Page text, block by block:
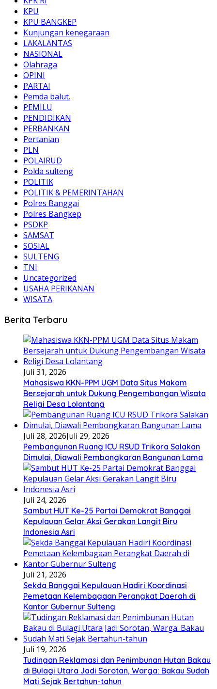
KPU
KPU BANGKEP
Kunjungan kenegaraan
LAKALANTAS
NASIONAL
Olahraga
OPINI
PARTAI
Pemda balut.
PEMILU
PENDIDIKAN
PERBANKAN
Pertanian
PLN
POLAIRUD
Polda sulteng
POLITIK
POLITIK & PEMERINTAHAN
Polres Banggai
Polres Bangkep
PSDKP
SAMSAT
SOSIAL
SULTENG
TNI
Uncategorized
USAHA PERIKANAN
WISATA
Berita Terbaru
Juli 31, 2026
Mahasiswa KKN-PPM UGM Data Situs Makam
Bersejarah untuk Dukung Pengembangan Wisata
Religi Desa Lolantang
Juli 28, 2026Juli 29, 2026
Pembangunan Ruang ICU RSUD Trikora Salakan
Dimulai, Diawali Pembongkaran Bangunan Lama
Juli 24, 2026
Sambut HUT Ke-25 Partai Demokrat Banggai
Kepulauan Gelar Aksi Gerakan Langit Biru
Indonesia Asri
Juli 21, 2026
Sekda Banggai Kepulauan Hadiri Koordinasi
Pemetaan Kelembagaan Perangkat Daerah di
Kantor Gubernur Sulteng
Juli 19, 2026
Tudingan Reklamasi dan Penimbunan Hutan Bakau
di Bulagi Utara Jadi Sorotan, Warga: Bakau Sudah
Mati Sejak Bertahun-tahun